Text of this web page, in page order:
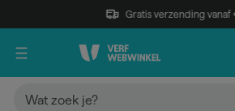
Gratis verzending vanaf